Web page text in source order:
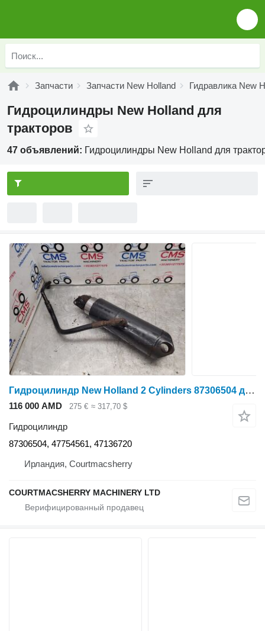
Запчасти Запчасти New Holland Гидравлика New
Гидроцилиндры New Holland для
тракторов
47 объявлений: Гидроцилиндры New Holland для
Гидроцилиндр New Holland 2 Cylinders 87306504 для трактора колесного
116 000 AMD 275 € ≈ 317,70 $
Гидроцилиндр
87306504, 47754561, 47136720
Ирландия, Courtmacsherry
COURTMACSHERRY MACHINERY LTD